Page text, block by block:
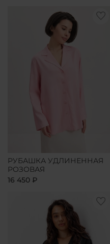
РУБАШКА УДЛИНЕННАЯ
РОЗОВАЯ
16 450 ₽